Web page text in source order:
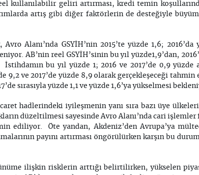
kullanılabilir geliri artırması, kredi temin
artış gibi diğer faktörlerin de desteğiyle
Alanı’nda GSYİH’nin 2015’te yüzde 1,6; 2016’da
AB’nin reel GSYİH’sinin bu yıl yüzde1,9’dan,
İstihdamın bu yıl yüzde 1; 2016 ve 2017’de 0,9
9,2 ve 2017’de yüzde 8,9 olarak gerçekleşeceği
sırasıyla yüzde 1,1 ve yüzde 1,6’ya yükselmesi
hadlerindeki iyileşmenin yanı sıra bazı üye
düzeltilmesi sayesinde Avro Alanı’nda cari işlemler
ediliyor. Öte yandan, Akdeniz’den Avrupa’ya
payını artırması öngörülürken karşın bu
ilişkin risklerin arttığı belirtilirken, yükselen